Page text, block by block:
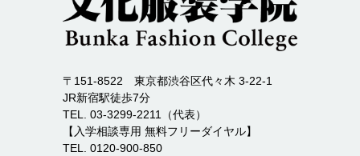
〒151-8522 東京都渋谷区代々木 3-22-1
JR新宿駅徒歩7分
TEL. 03-3299-2211（代表）
【入学相談専用 無料フリーダイヤル】
TEL. 0120-900-850